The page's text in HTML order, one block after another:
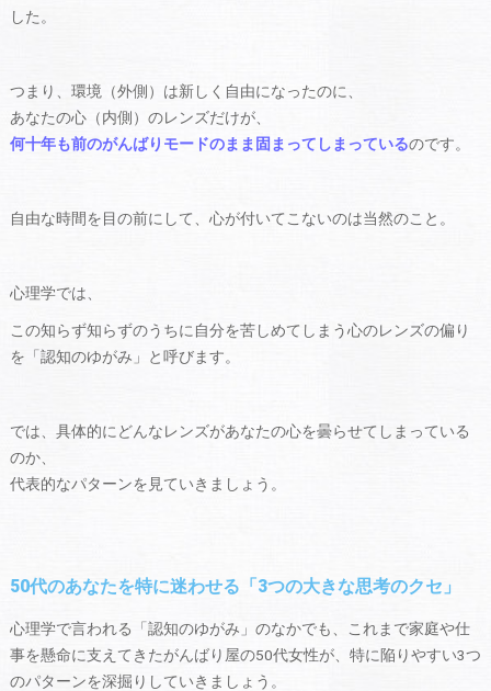
した。
つまり、環境（外側）は新しく自由になったのに、
あなたの心（内側）のレンズだけが、
何十年も前のがんばりモードのまま固まってしまっているのです。
自由な時間を目の前にして、心が付いてこないのは当然のこと。
心理学では、
この知らず知らずのうちに自分を苦しめてしまう心のレンズの偏り
を「認知のゆがみ」と呼びます。
では、具体的にどんなレンズがあなたの心を曇らせてしまっている
のか、
代表的なパターンを見ていきましょう。
50代のあなたを特に迷わせる「3つの大きな思考のクセ」
心理学で言われる「認知のゆがみ」のなかでも、これまで家庭や仕
事を懸命に支えてきたがんばり屋の50代女性が、特に陥りやすい3つ
のパターンを深掘りしていきましょう。